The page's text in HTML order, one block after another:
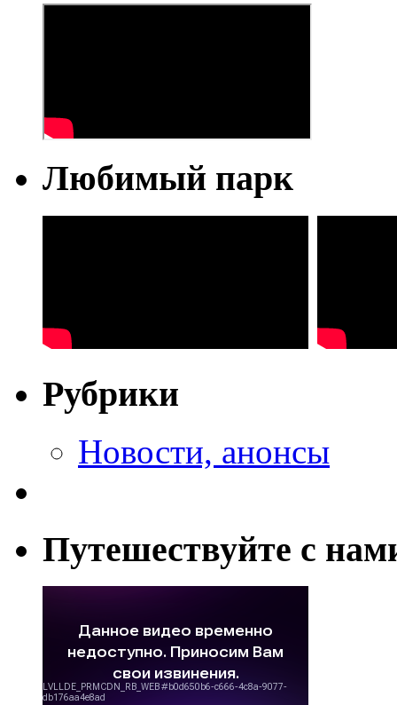
Любимый парк
Рубрики
Новости, анонсы
Путешествуйте с